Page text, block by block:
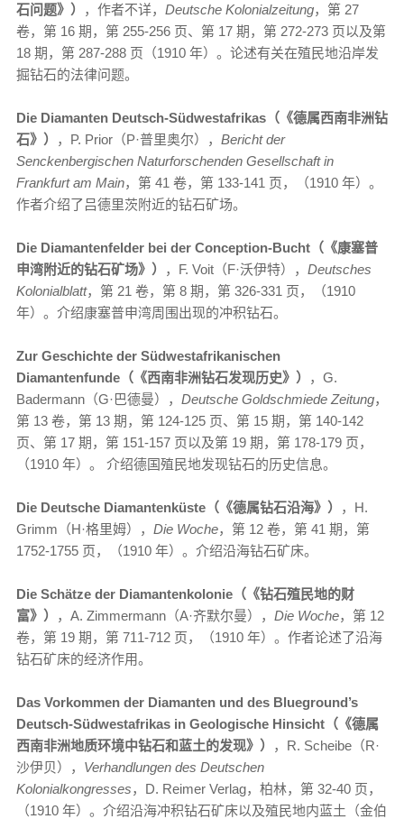
石问题》）
，作者不详， Deutsche Kolonialzeitung，第 27
卷，第 16 期，第 255-256 页、第 17 期，第 272-273 页以及第
18 期，第 287-288 页（1910 年）。论述有关在殖民地沿岸发
掘钻石的法律问题。
Die Diamanten Deutsch-Südwestafrikas（《德属西南非洲钻
石》）
，P. Prior（P·普里奥尔）， Bericht der
Senckenbergischen Naturforschenden Gesellschaft in
Frankfurt am Main，第 41 卷，第 133-141 页，（1910 年）。
作者介绍了吕德里茨附近的钻石矿场。
Die Diamantenfelder bei der Conception-Bucht（《康塞普
申湾附近的钻石矿场》）
，F. Voit（F·沃伊特）， Deutsches
Kolonialblatt，第 21 卷，第 8 期，第 326-331 页，（1910
年）。介绍康塞普申湾周围出现的冲积钻石。
Zur Geschichte der Südwestafrikanischen
Diamantenfunde（《西南非洲钻石发现历史》）
，G.
Badermann（G·巴德曼）， Deutsche Goldschmiede Zeitung，
第 13 卷，第 13 期，第 124-125 页、第 15 期，第 140-142
页、第 17 期，第 151-157 页以及第 19 期，第 178-179 页，
（1910 年）。 介绍德国殖民地发现钻石的历史信息。
Die Deutsche Diamantenküste（《德属钻石沿海》）
，H.
Grimm（H·格里姆）， Die Woche，第 12 卷，第 41 期，第
1752-1755 页，（1910 年）。介绍沿海钻石矿床。
Die Schätze der Diamantenkolonie（《钻石殖民地的财
富》）
，A. Zimmermann（A·齐默尔曼）， Die Woche，第 12
卷，第 19 期，第 711-712 页，（1910 年）。作者论述了沿海
钻石矿床的经济作用。
Das Vorkommen der Diamanten und des Blueground’s
Deutsch-Südwestafrikas in Geologische Hinsicht（《德属
西南非洲地质环境中钻石和蓝土的发现》）
，R. Scheibe（R·
沙伊贝）， Verhandlungen des Deutschen
Kolonialkongresses，D. Reimer Verlag，柏林，第 32-40 页，
（1910 年）。介绍沿海冲积钻石矿床以及殖民地内蓝土（金伯